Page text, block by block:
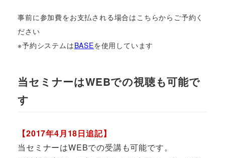
事前に参加費をお支払される場合はこちらからご予約く
ださい
※予約システムはBASEを使用しています
当セミナーはWEBでの視聴も可能で
す
【2017年4月18日追記】
当セミナーはWEBでの受講も可能です。